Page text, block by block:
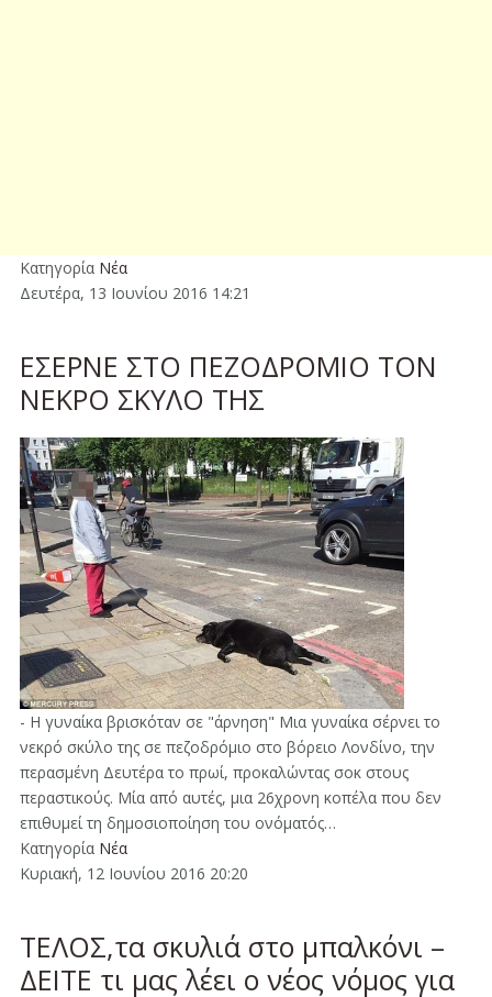
Κατηγορία Νέα
Δευτέρα, 13 Ιουνίου 2016 14:21
ΕΣΕΡΝΕ ΣΤΟ ΠΕΖΟΔΡΟΜΙΟ ΤΟΝ
ΝΕΚΡΟ ΣΚΥΛΟ ΤΗΣ
- Η γυναίκα βρισκόταν σε "άρνηση" Μια γυναίκα σέρνει το
νεκρό σκύλο της σε πεζοδρόμιο στο βόρειο Λονδίνο, την
περασμένη Δευτέρα το πρωί, προκαλώντας σοκ στους
περαστικούς. Μία από αυτές, μια 26χρονη κοπέλα που δεν
επιθυμεί τη δημοσιοποίηση του ονόματός…
Κατηγορία Νέα
Κυριακή, 12 Ιουνίου 2016 20:20
ΤΕΛΟΣ,τα σκυλιά στο μπαλκόνι –
ΔΕΙΤΕ τι μας λέει ο νέος νόμος για